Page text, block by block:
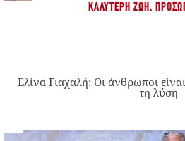
ΚΑΛΎΤΕΡΗ ΖΩΉ,
Ελίνα Γιαχαλή: Οι άνθρωποι
τη λύση